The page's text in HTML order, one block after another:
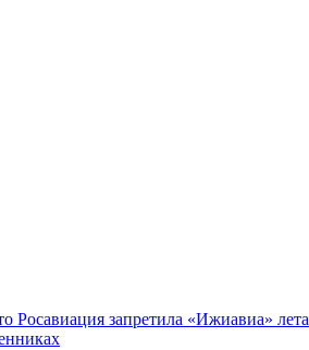
запретила «Ижиавиа»